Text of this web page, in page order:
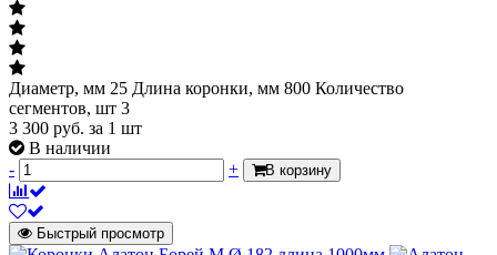
Диаметр, мм 25 Длина коронки, мм 800 Количество
сегментов, шт 3
3 300 руб. за 1 шт
В наличии
-
+ В корзину
Быстрый просмотр